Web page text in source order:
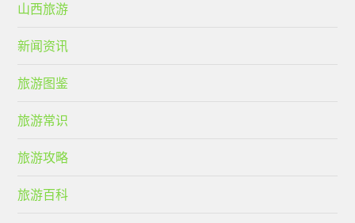
山西旅游
新闻资讯
旅游图鉴
旅游常识
旅游攻略
旅游百科